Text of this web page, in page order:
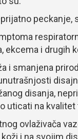
peckanje,
ekcema i drugih
i smanjena
disanja,
uticati na kvalitet
ovlaživača
i na svojim